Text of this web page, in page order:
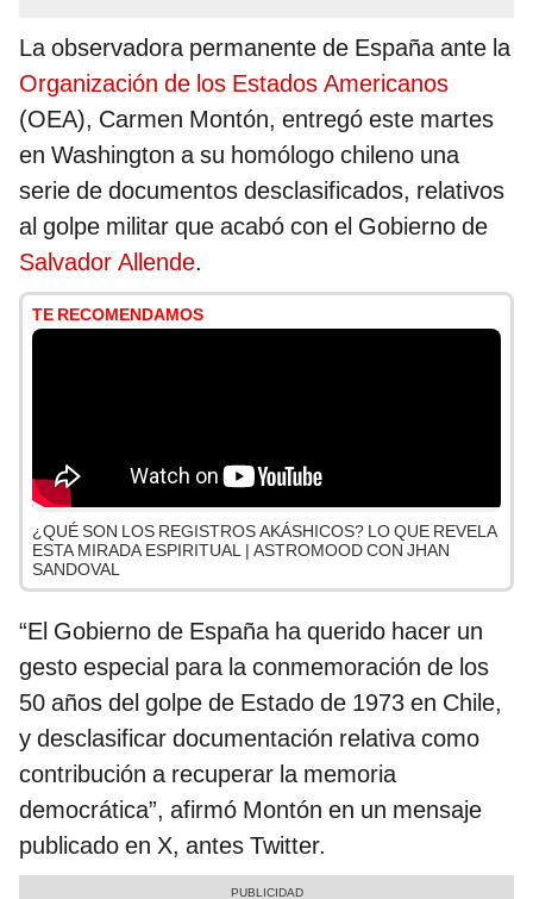
La observadora permanente de España ante la
Organización de los Estados Americanos
(OEA), Carmen Montón, entregó este martes
en Washington a su homólogo chileno una
serie de documentos desclasificados, relativos
al golpe militar que acabó con el Gobierno de
Salvador Allende.
TE RECOMENDAMOS
¿QUÉ SON LOS REGISTROS AKÁSHICOS? LO QUE REVELA
ESTA MIRADA ESPIRITUAL | ASTROMOOD CON JHAN
SANDOVAL
“El Gobierno de España ha querido hacer un
gesto especial para la conmemoración de los
50 años del golpe de Estado de 1973 en Chile,
y desclasificar documentación relativa como
contribución a recuperar la memoria
democrática”, afirmó Montón en un mensaje
publicado en X, antes Twitter.